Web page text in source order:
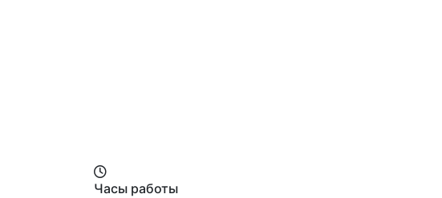
Апартаменты Империал
Часы работы